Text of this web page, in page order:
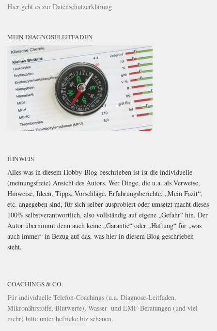
Hier geht es zur Datenschutzerklärung
MEIN DIAGNOSELEITFADEN
HINWEIS
Alles was in diesem Hobby-Blog beschrieben ist ist die individuelle
(meinungsfreie) Ansicht des Autors. Wer Dinge, die u.a. als Verweise,
Hinweise, Ideen, Tipps, Vorschläge, Erfahrungsberichte, „Mein Fazit“,
etc. angegeben sind, für sich selber ausprobiert oder umsetzt macht dieses
100% selbstverantwortlich, also vollständig auf eigene „Gefahr“ hin. Der
Autor übernimmt denn auch keine „Garantie“ oder „Haftung“ für „was
auch immer“ in Bezug auf das, was hier in diesem Blog geschrieben
steht.
COACHINGS & CO.
Für individuelle Telefon-Coachings (u.a. Diagnose-Leitfaden,
Mikronährstoffe, Blutwerte), Wasser- und EMF-Beratungen (und viel
mehr) bitte unter hcfricke.biz schauen.